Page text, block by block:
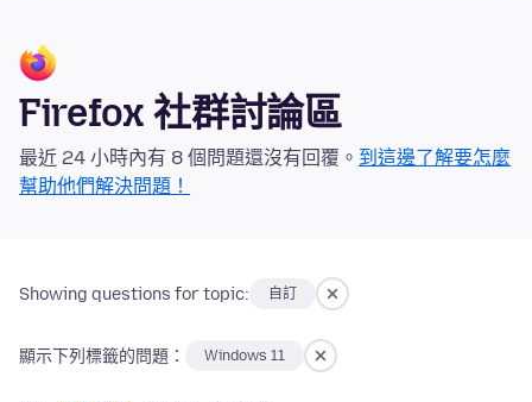
Firefox 社群討論區
最近 24 小時內有 8 個問題還沒有回覆。 到這邊了解要怎麼
幫助他們解決問題！
Showing questions for topic: 自訂
顯示下列標籤的問題： Windows 11